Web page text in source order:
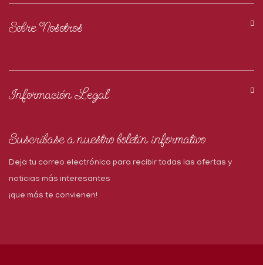
Sobre Nosotros
Información Legal
Suscríbase a nuestro boletín informativo
Deja tu correo electrónico para recibir todas las ofertas y
noticias más interesantes
¡que más te convienen!